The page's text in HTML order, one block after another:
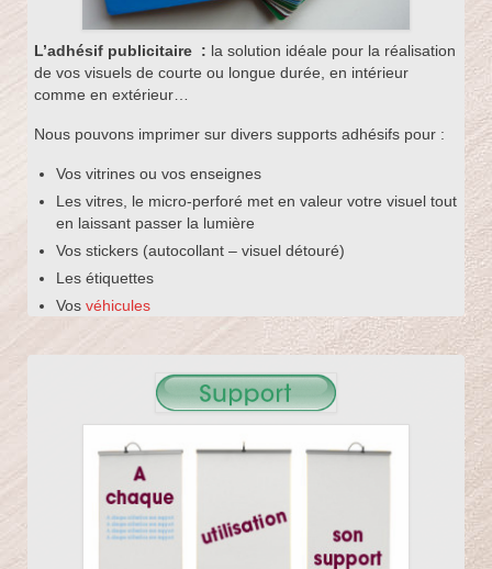
L’adhésif publicitaire : la solution idéale pour la réalisation
de vos visuels de courte ou longue durée, en intérieur
comme en extérieur…
Nous pouvons imprimer sur divers supports adhésifs pour :
Vos vitrines ou vos enseignes
Les vitres, le micro-perforé met en valeur votre visuel tout
en laissant passer la lumière
Vos stickers (autocollant – visuel détouré)
Les étiquettes
Vos véhicules